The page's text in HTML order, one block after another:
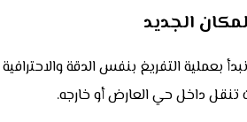
الجديد
بعملية التفريغ بنفس الدقة
تنقل داخل حي العارض أو خارجه.